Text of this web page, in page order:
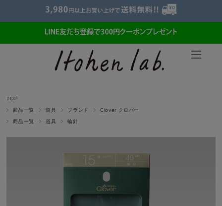
TOP
商品一覧 道具 ブランド Clover クロバー
商品一覧 道具 輪針